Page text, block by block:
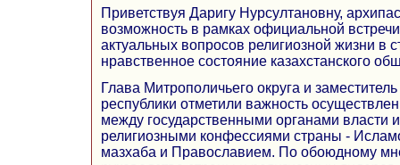
Приветствуя Даригу Нурсултановну,
возможность в рамках официальной
актуальных вопросов религиозной жизни в
нравственное состояние казахстанского
Глава Митрополичьего округа и
республики отметили важность
между государственными органами власти
религиозными конфессиями страны -
мазхаба и Православием. По обоюдному